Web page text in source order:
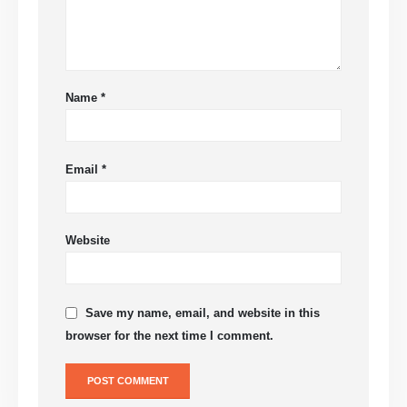
Name*
Email*
Website
Save my name, email, and website in this
browser for the next time I comment.